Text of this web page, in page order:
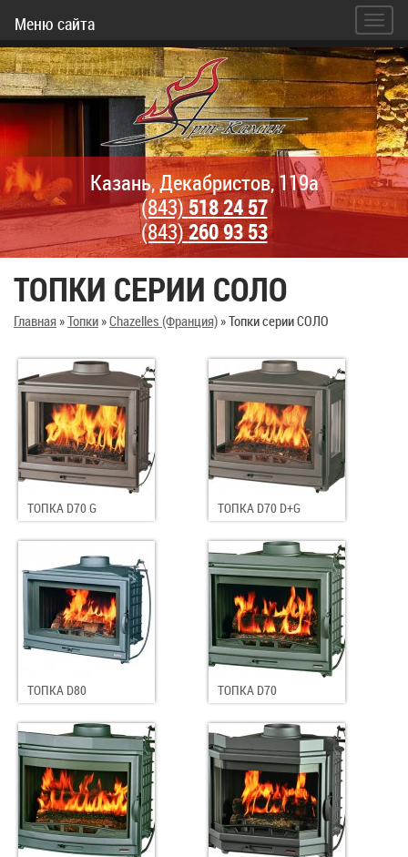
Меню сайта
Казань, Декабристов, 119а
(843)518 24 57
(843)260 93 53
ТОПКИ СЕРИИ СОЛО
Главная»Топки»Chazelles (Франция)»Топки серии СОЛО
ТОПКА D70 G ТОПКА D70 D+G
ТОПКА D80 ТОПКА D70